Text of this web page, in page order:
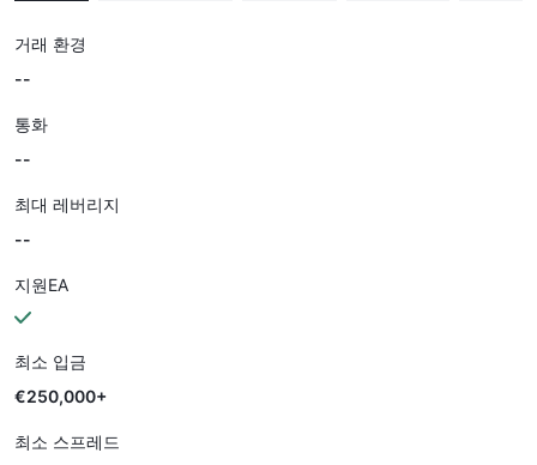
거래 환경
--
통화
--
최대 레버리지
--
지원EA
최소 입금
€250,000+
최소 스프레드